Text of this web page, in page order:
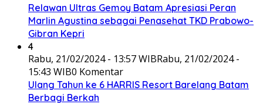
Relawan Ultras Gemoy Batam Apresiasi Peran
Marlin Agustina sebagai Penasehat TKD Prabowo-
Gibran Kepri
4
Rabu, 21/02/2024 - 13:57 WIBRabu, 21/02/2024 -
15:43 WIB0 Komentar
Ulang Tahun ke 6 HARRIS Resort Barelang Batam
Berbagi Berkah